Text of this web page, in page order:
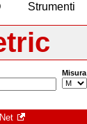
Strumenti
Misura